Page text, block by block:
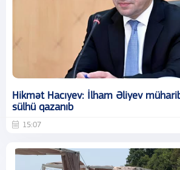
Hikmət Hacıyev: İlham Əliyev
sülhü qazanıb
15:07